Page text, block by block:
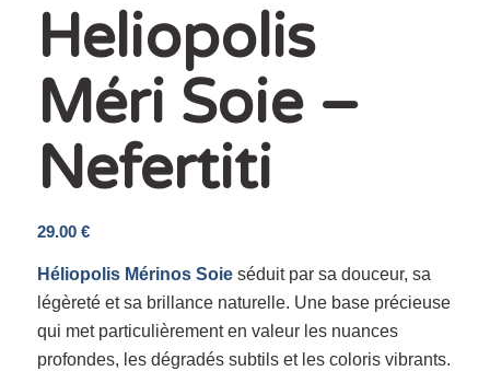
Heliopolis
Méri Soie –
Nefertiti
29.00 €
Héliopolis Mérinos Soieséduit par sa douceur, sa
légèreté et sa brillance naturelle. Une base précieuse
qui met particulièrement en valeur les nuances
profondes, les dégradés subtils et les coloris vibrants.